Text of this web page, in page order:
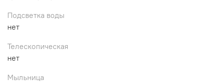
Подсветка воды
нет
Телескопическая
нет
Мыльница